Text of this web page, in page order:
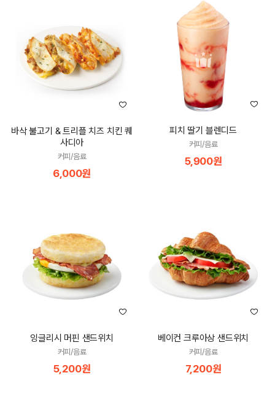
바삭 불고기 & 트리플 치즈 치킨 퀘
사디아
커피/음료
6,000원
피치 딸기 블렌디드
커피/음료
5,900원
잉글리시 머핀 샌드위치
커피/음료
5,200원
베이컨 크루아상 샌드위치
커피/음료
7,200원